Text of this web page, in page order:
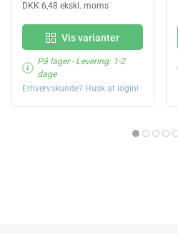
DKK 6,48 ekskl. moms
Vis varianter
På lager- Levering: 1-2
dage
Erhvervskunde? Husk at login!